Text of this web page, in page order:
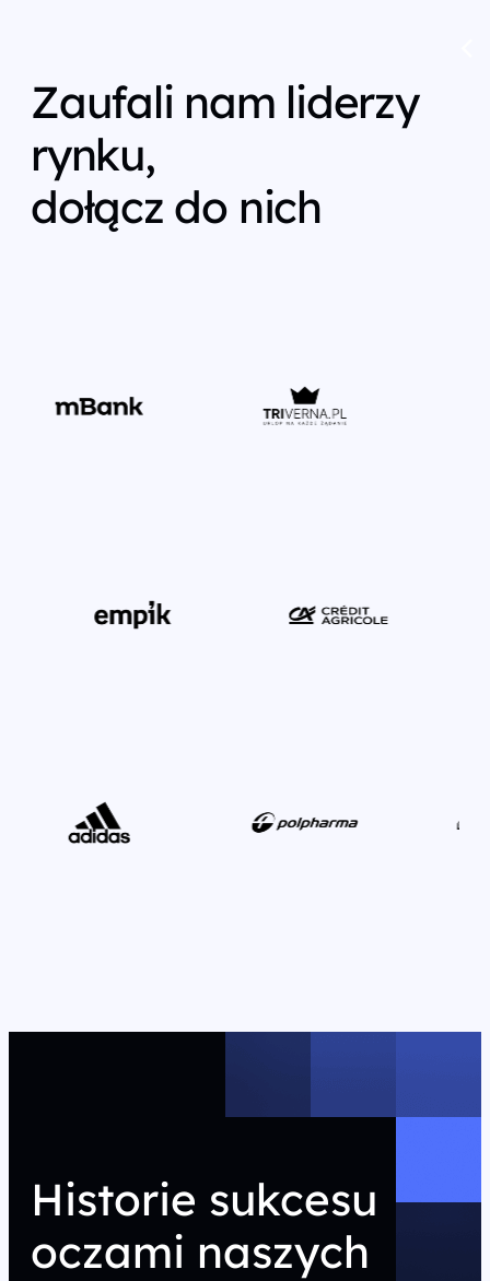
Zaufali nam liderzy
rynku,
dołącz do nich
Historie sukcesu
oczami naszych